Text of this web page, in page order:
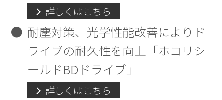
詳しくはこちら
● 耐塵対策、光学性能改善によりド
ライブの耐久性を向上「ホコリシ
ールドBDドライブ」
詳しくはこちら